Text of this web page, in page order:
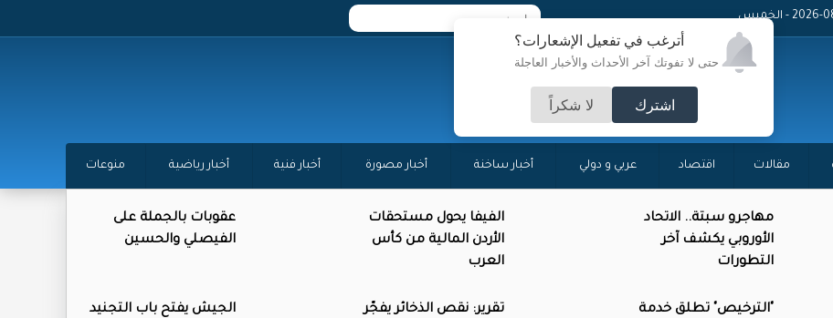
أترغب في تفعيل الإشعارات؟
حتى لا تفوتك آخر الأحداث والأخبار العاجلة
اشترك لا شكراً
06 - الخميس
مقالات اقتصاد عربي و دولي أخبار ساخنة أخبار مصورة أخبار فنية أخبار رياضية منوعات
مهاجرو سبتة.. الاتحاد
الأوروبي يكشف آخر
التطورات
الفيفا يحول مستحقات
الأردن المالية من كأس
العرب
عقوبات بالجملة على
الفيصلي والحسين
"الترخيص" تطلق خدمة
تقرير: نقص الذخائر يفجّر
الجيش يفتح باب التجنيد